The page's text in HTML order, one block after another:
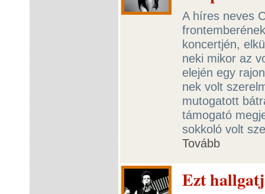
A híres neves
koncertjén,
neki mikor az
elején egy
nek volt
mutogatott
támogató
sokkoló volt
Tovább
Ezt